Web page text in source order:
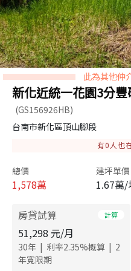
此為其他仲
新化近統一花園3分
(GS156926HB)
台南市新化區頂山腳段
有0 人也
總價
1,578萬
建坪單價
1.67萬/
房貸試算 計算
51,298 元/月
30年 | 利率2.35%概算 | 2
年寬限期